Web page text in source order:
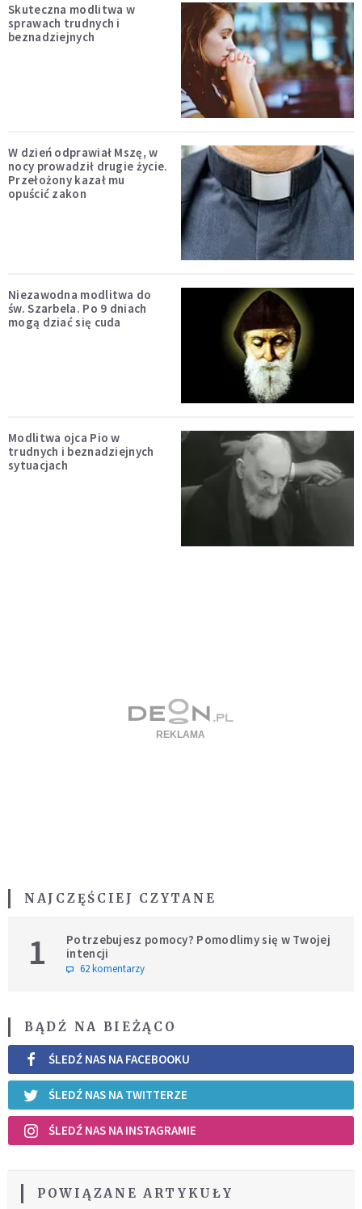
Skuteczna modlitwa w
sprawach trudnych i
beznadziejnych
W dzień odprawiał Mszę, w
nocy prowadził drugie życie.
Przełożony kazał mu
opuścić zakon
Niezawodna modlitwa do
św. Szarbela. Po 9 dniach
mogą dziać się cuda
Modlitwa ojca Pio w
trudnych i beznadziejnych
sytuacjach
NAJCZĘŚCIEJ CZYTANE
1
Potrzebujesz pomocy? Pomodlimy się w Twojej
intencji
62 komentarzy
BĄDŹ NA BIEŻĄCO
ŚLEDŹ NAS NA FACEBOOKU
ŚLEDŹ NAS NA TWITTERZE
ŚLEDŹ NAS NA INSTAGRAMIE
POWIĄZANE ARTYKUŁY